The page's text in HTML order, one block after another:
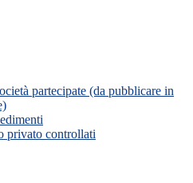
partecipate (da pubblicare in
privato controllati